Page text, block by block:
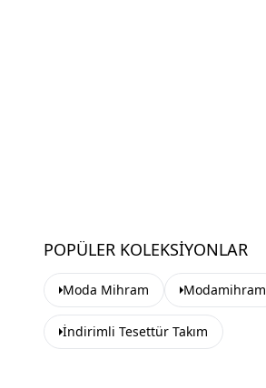
POPÜLER KOLEKSIYONLAR
Moda Mihram Modamihram
İndirimli Tesettür Takım